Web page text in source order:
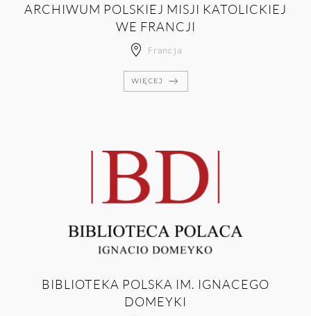
ARCHIWUM POLSKIEJ MISJI KATOLICKIEJ
WE FRANCJI
Francja
WIĘCEJ
BIBLIOTEKA POLSKA IM. IGNACEGO
DOMEYKI